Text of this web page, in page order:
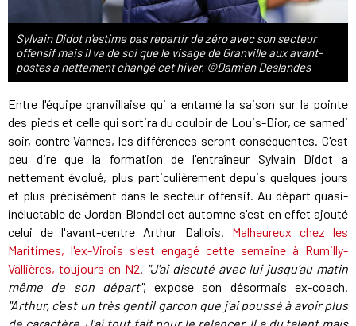
Sylvain Didot n'estime pas repartir de zéro avec son secteur
offensif mais il va de soi que le visage de Granville aux avant-
postes a nettement changé cet hiver. ©Damien Deslandes
Entre l'équipe granvillaise qui a entamé la saison sur la pointe
des pieds et celle qui sortira du couloir de Louis-Dior, ce samedi
soir, contre Vannes, les différences seront conséquentes. C'est
peu dire que la formation de l'entraîneur Sylvain Didot a
nettement évolué, plus particulièrement depuis quelques jours
et plus précisément dans le secteur offensif. Au départ quasi-
inéluctable de Jordan Blondel cet automne s'est en effet ajouté
celui de l'avant-centre Arthur Dallois. Malheureux chez les
Maritimes, l'ex-Virois s'est engagé cette semaine à Rumilly-
Vallières, toujours en N2. "J'ai discuté avec lui jusqu'au matin
même de son départ", expose son désormais ex-coach.
"Arthur, c'est un très gentil garçon que j'ai poussé à avoir plus